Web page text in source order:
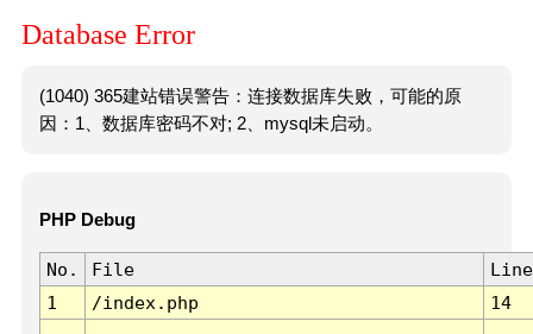
Database Error
(1040) 365建站错误警告：连接数据库失败，可能的原
因：1、数据库密码不对; 2、mysql未启动。
PHP Debug
No. File
Line
1
/index.php 14